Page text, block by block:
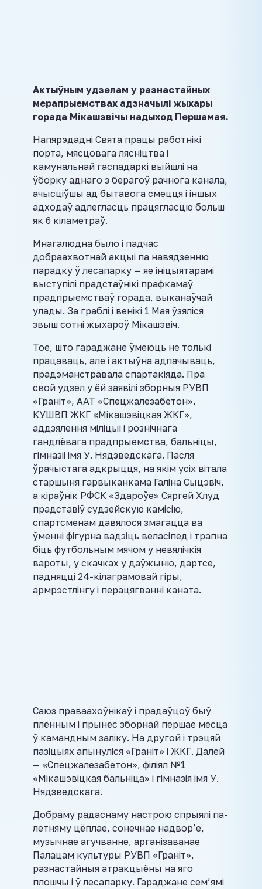
Актыўным удзелам у разнастайных
мерапрыемствах адзначылі жыхары
горада Мікашэвічы надыход Першамая.
Напярэдадні Свята працы работнікі
порта, мясцовага лясніцтва і
камунальнай гаспадаркі выйшлі на
ўборку аднаго з берагоў рачнога канала,
ачысціўшы ад бытавога смецця і іншых
адходаў адлегласць працягласцю больш
як 6 кіламетраў.
Мнагалюдна было і падчас
добраахвотнай акцыі па навядзенню
парадку ў лесапарку — яе ініцыятарамі
выступілі прадстаўнікі прафкамаў
прадпрыемстваў горада, выканаўчай
улады. За граблі і венікі 1 Мая ўзяліся
звыш сотні жыхароў Мікашэвіч.
Тое, што гараджане ўмеюць не толькі
працаваць, але і актыўна адпачываць,
прадэманстравала спартакіяда. Пра
свой удзел у ёй заявілі зборныя РУВП
«Граніт», ААТ «Спецжалезабетон»,
КУШВП ЖКГ «Мікашэвіцкая ЖКГ»,
аддзялення міліцыі і рознічнага
гандлёвага прадпрыемства, бальніцы,
гімназіі імя У. Нядзведскага. Пасля
ўрачыстага адкрыцця, на якім усіх вітала
старшыня гарвыканкама Галіна Сыцэвіч,
а кіраўнік РФСК «Здароўе» Сяргей Хлуд
прадставіў судзейскую камісію,
спартсменам давялося змагацца ва
ўменні фігурна вадзіць веласіпед і трапна
біць футбольным мячом у невялічкія
вароты, у скачках у даўжыню, дартсе,
падняцці 24-кілаграмовай гіры,
армрэстлінгу і перацягванні каната.
Саюз праваахоўнікаў і прадаўцоў быў
плённым і прынёс зборнай першае месца
ў камандным заліку. На другой і трэцяй
пазіцыях апынуліся «Граніт» і ЖКГ. Далей
— «Спецжалезабетон», філіял №1
«Мікашэвіцкая бальніца» і гімназія імя У.
Нядзведскага.
Добраму радаснаму настрою спрыялі па-
летняму цёплае, сонечнае надвор’е,
музычнае агучванне, арганізаванае
Палацам культуры РУВП «Граніт»,
разнастайныя атракцыёны на яго
плошчы і ў лесапарку. Гараджане сем’ямі